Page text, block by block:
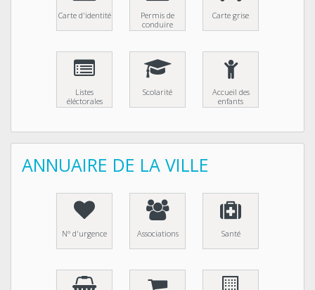
Carte d'identité
Permis de
conduire
Carte grise
Listes
éléctorales
Scolarité
Accueil des
enfants
ANNUAIRE DE LA VILLE
N° d'urgence Associations Santé